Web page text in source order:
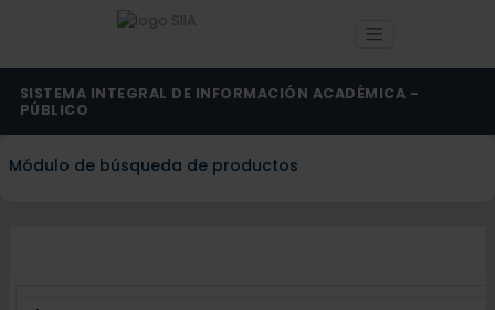
SISTEMA INTEGRAL DE INFORMACIÓN ACADÉMICA -
PÚBLICO
Módulo de búsqueda de productos